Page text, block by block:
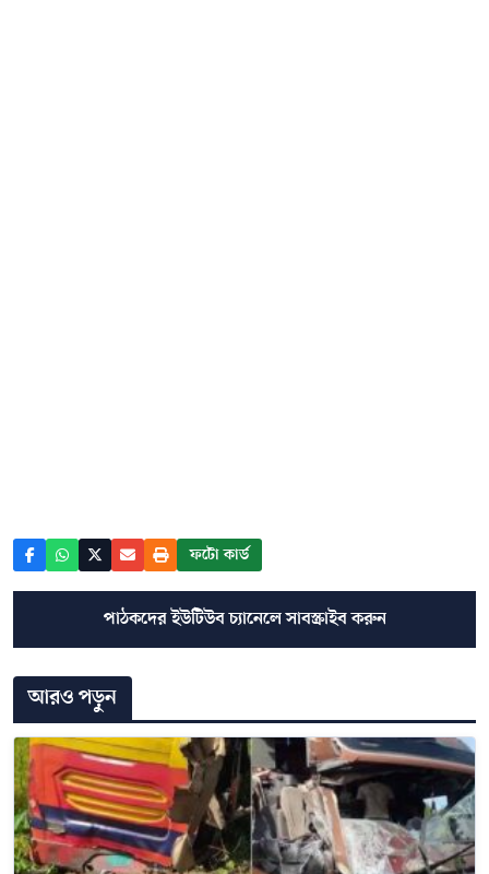
ফটো কার্ড
পাঠকদের ইউটিউব চ্যানেলে সাবস্ক্রাইব করুন
আরও পড়ুন